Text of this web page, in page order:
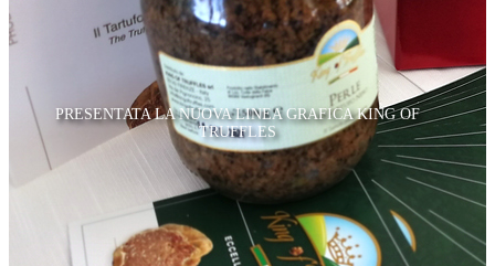
PRESENTATA LA NUOVA LINEA GRAFICA KING OF
TRUFFLES